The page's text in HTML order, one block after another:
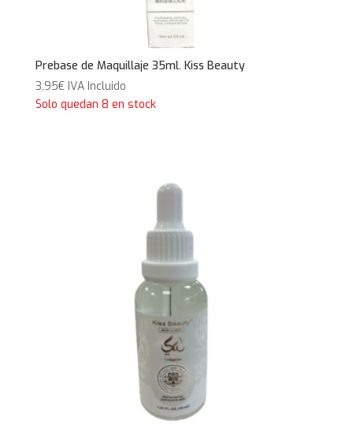
Prebase de Maquillaje 35ml. Kiss Beauty
3,95€ IVA Incluido
Solo quedan 8 en stock